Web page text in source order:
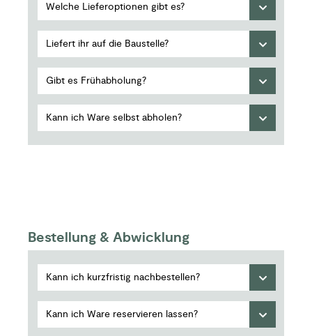
Welche Lieferoptionen gibt es?
Liefert ihr auf die Baustelle?
Gibt es Frühabholung?
Kann ich Ware selbst abholen?
Bestellung & Abwicklung
Kann ich kurzfristig nachbestellen?
Kann ich Ware reservieren lassen?